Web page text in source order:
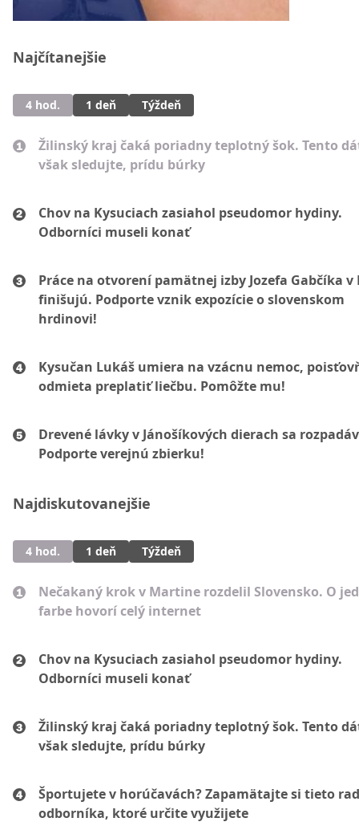
Najčítanejšie
4 hod. 1 deň Týždeň
Žilinský kraj čaká poriadny teplotný šok. Tento
však sledujte, prídu búrky
Chov na Kysuciach zasiahol pseudomor hydiny.
Odborníci museli konať
Práce na otvorení pamätnej izby Jozefa Gabčíka v
finišujú. Podporte vznik expozície o slovenskom
hrdinovi!
Kysučan Lukáš umiera na vzácnu nemoc,
odmieta preplatiť liečbu. Pomôžte mu!
Drevené lávky v Jánošíkových dierach sa
Podporte verejnú zbierku!
Najdiskutovanejšie
4 hod. 1 deň Týždeň
Nečakaný krok v Martine rozdelil Slovensko. O
farbe hovorí celý internet
Chov na Kysuciach zasiahol pseudomor hydiny.
Odborníci museli konať
Žilinský kraj čaká poriadny teplotný šok. Tento
však sledujte, prídu búrky
Športujete v horúčavách? Zapamätajte si tieto
odborníka, ktoré určite využijete